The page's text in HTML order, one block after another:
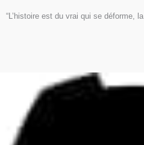
“L’histoire est du vrai qui se déforme, la